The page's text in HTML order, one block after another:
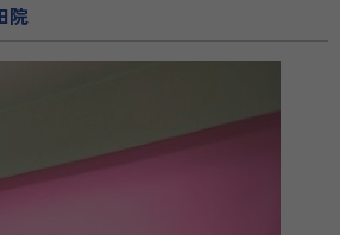
院